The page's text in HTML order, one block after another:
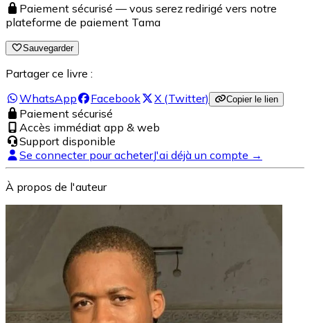
Paiement sécurisé — vous serez redirigé vers notre
plateforme de paiement Tama
Sauvegarder
Partager ce livre :
WhatsApp
Facebook X (Twitter) Copier le lien
Paiement sécurisé
Accès immédiat app & web
Support disponible
Se connecter pour acheterJ'ai déjà un compte →
À propos de l'auteur